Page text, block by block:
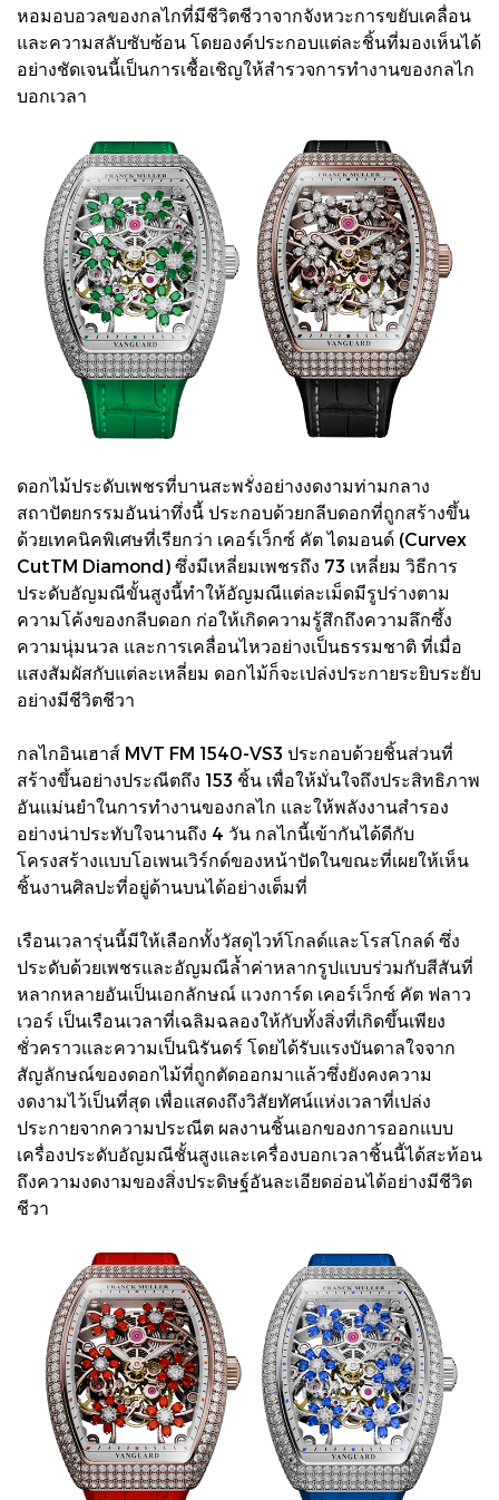
หอมอบอวลของกลไกที่มีชีวิตชีวาจากจังหวะการขยับเคลื่อน
และความสลับซับซ้อน โดยองค์ประกอบแต่ละชิ้นที่มองเห็นได้
อย่างชัดเจนนี้เป็นการเชื้อเชิญให้สำรวจการทำงานของกลไก
บอกเวลา
ดอกไม้ประดับเพชรที่บานสะพรั่งอย่างงดงามท่ามกลาง
สถาปัตยกรรมอันน่าทึ่งนี้ ประกอบด้วยกลีบดอกที่ถูกสร้างขึ้น
ด้วยเทคนิคพิเศษที่เรียกว่า เคอร์เว็กซ์ คัต ไดมอนด์ (Curvex
CutTM Diamond) ซึ่งมีเหลี่ยมเพชรถึง 73 เหลี่ยม วิธีการ
ประดับอัญมณีขั้นสูงนี้ทำให้อัญมณีแต่ละเม็ดมีรูปร่างตาม
ความโค้งของกลีบดอก ก่อให้เกิดความรู้สึกถึงความลึกซึ้ง
ความนุ่มนวล และการเคลื่อนไหวอย่างเป็นธรรมชาติ ที่เมื่อ
แสงสัมผัสกับแต่ละเหลี่ยม ดอกไม้ก็จะเปล่งประกายระยิบระยับ
อย่างมีชีวิตชีวา
กลไกอินเฮาส์ MVT FM 1540-VS3 ประกอบด้วยชิ้นส่วนที่
สร้างขึ้นอย่างประณีตถึง 153 ชิ้น เพื่อให้มั่นใจถึงประสิทธิภาพ
อันแม่นยำในการทำงานของกลไก และให้พลังงานสำรอง
อย่างน่าประทับใจนานถึง 4 วัน กลไกนี้เข้ากันได้ดีกับ
โครงสร้างแบบโอเพนเวิร์กด์ของหน้าปัดในขณะที่เผยให้เห็น
ชิ้นงานศิลปะที่อยู่ด้านบนได้อย่างเต็มที่
เรือนเวลารุ่นนี้มีให้เลือกทั้งวัสดุไวท์โกลด์และโรสโกลด์ ซึ่ง
ประดับด้วยเพชรและอัญมณีล้ำค่าหลากรูปแบบร่วมกับสีสันที่
หลากหลายอันเป็นเอกลักษณ์ แวงการ์ด เคอร์เว็กซ์ คัต ฟลาว
เวอร์ เป็นเรือนเวลาที่เฉลิมฉลองให้กับทั้งสิ่งที่เกิดขึ้นเพียง
ชั่วคราวและความเป็นนิรันดร์ โดยได้รับแรงบันดาลใจจาก
สัญลักษณ์ของดอกไม้ที่ถูกตัดออกมาแล้วซึ่งยังคงความ
งดงามไว้เป็นที่สุด เพื่อแสดงถึงวิสัยทัศน์แห่งเวลาที่เปล่ง
ประกายจากความประณีต ผลงานชิ้นเอกของการออกแบบ
เครื่องประดับอัญมณีชั้นสูงและเครื่องบอกเวลาชิ้นนี้ได้สะท้อน
ถึงความงดงามของสิ่งประดิษฐ์อันละเอียดอ่อนได้อย่างมีชีวิต
ชีวา